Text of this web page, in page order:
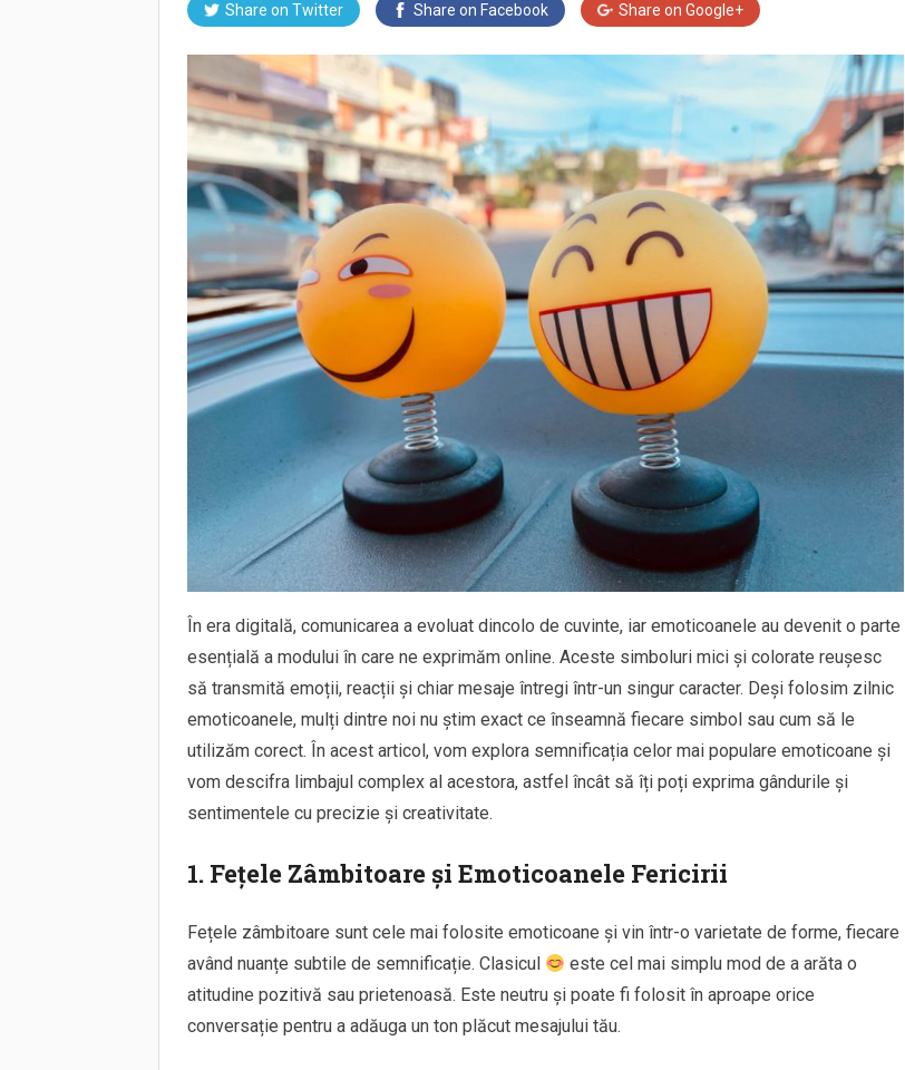
Share on Twitter Share on Facebook Share on Google+
În era digitală, comunicarea a evoluat dincolo de cuvinte, iar emoticoanele au devenit o parte
esențială a modului în care ne exprimăm online. Aceste simboluri mici și colorate reușesc
să transmită emoții, reacții și chiar mesaje întregi într-un singur caracter. Deși folosim zilnic
emoticoanele, mulți dintre noi nu știm exact ce înseamnă fiecare simbol sau cum să le
utilizăm corect. În acest articol, vom explora semnificația celor mai populare emoticoane și
vom descifra limbajul complex al acestora, astfel încât să îți poți exprima gândurile și
sentimentele cu precizie și creativitate.
1. Fețele Zâmbitoare și Emoticoanele Fericirii
Fețele zâmbitoare sunt cele mai folosite emoticoane și vin într-o varietate de forme, fiecare
având nuanțe subtile de semnificație. Clasicul
este cel mai simplu mod de a arăta o
atitudine pozitivă sau prietenoasă. Este neutru și poate fi folosit în aproape orice
conversație pentru a adăuga un ton plăcut mesajului tău.